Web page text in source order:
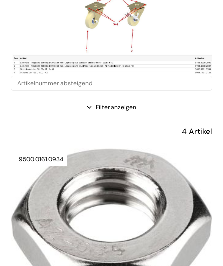
Filter anzeigen
4 Artikel
9500.0161.0934